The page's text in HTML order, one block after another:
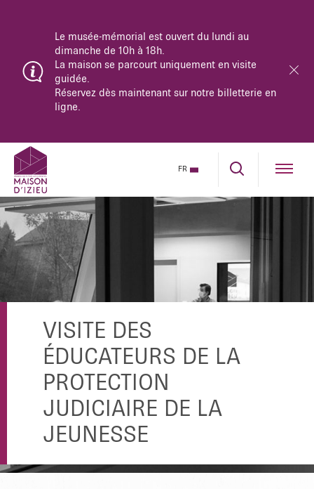
Le musée-mémorial est ouvert du lundi au
dimanche de 10h à 18h.
La maison se parcourt uniquement en visite
guidée.
Réservez dès maintenant sur notre billetterie en
ligne.
FR
VISITE DES
ÉDUCATEURS DE LA
PROTECTION
JUDICIAIRE DE LA
JEUNESSE